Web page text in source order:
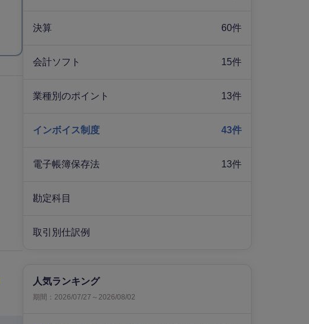
決算 60件
会計ソフト 15件
業種別のポイント 13件
インボイス制度 43件
電子帳簿保存法 13件
勘定科目
取引別仕訳例
人気ランキング
期間：2026/07/27～2026/08/02